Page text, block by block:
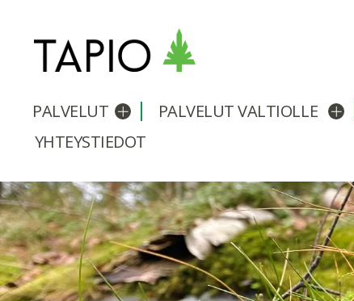
PALVELUT Avaa/sulje alavalikko
PALVELUT VALTIOLLE
YHTEYSTIEDOT